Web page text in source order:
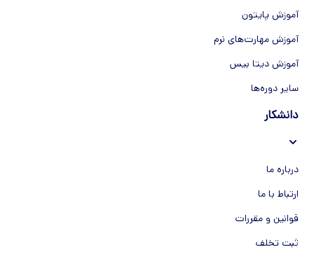
آموزش پایتون
آموزش مهارت‌های نرم
آموزش دیتا بیس
سایر دوره‌ها
دانشکار
درباره ما
ارتباط با ما
قوانین و مقررات
ثبت تخلف